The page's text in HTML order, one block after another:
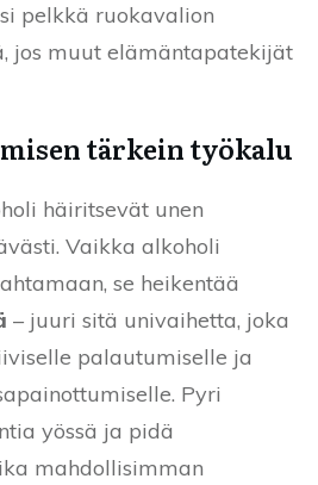
pelkkä ruokavalion
jos muut elämäntapatekijät
tärkein työkalu
häiritsevät unen
Vaikka alkoholi
se heikentää
– juuri sitä univaihetta, joka
palautumiselle ja
Pyri
yössä ja pidä
mahdollisimman